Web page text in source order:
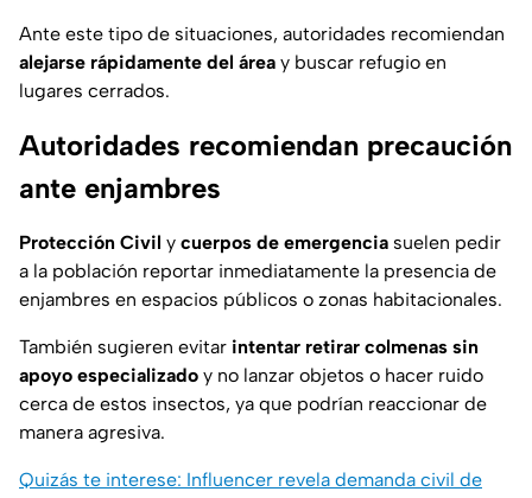
Ante este tipo de situaciones, autoridades recomiendan
alejarse rápidamente del área y buscar refugio en
lugares cerrados.
Autoridades recomiendan precaución
ante enjambres
Protección Civil y cuerpos de emergencia suelen pedir
a la población reportar inmediatamente la presencia de
enjambres en espacios públicos o zonas habitacionales.
También sugieren evitar intentar retirar colmenas sin
apoyo especializado y no lanzar objetos o hacer ruido
cerca de estos insectos, ya que podrían reaccionar de
manera agresiva.
Quizás te interese: Influencer revela demanda civil de